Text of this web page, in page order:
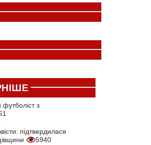
футболіст з
підтвердилася
5940